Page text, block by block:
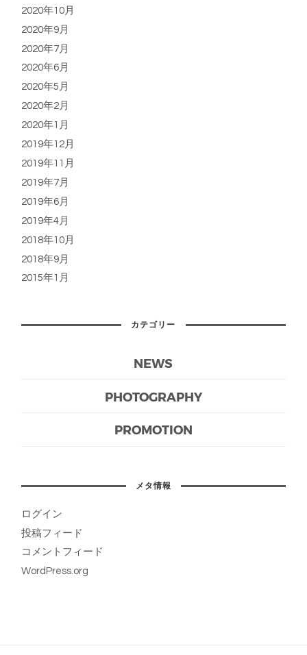
2020年10月
2020年9月
2020年7月
2020年6月
2020年5月
2020年2月
2020年1月
2019年12月
2019年11月
2019年7月
2019年6月
2019年4月
2018年10月
2018年9月
2015年1月
カテゴリー
NEWS
PHOTOGRAPHY
PROMOTION
メタ情報
ログイン
投稿フィード
コメントフィード
WordPress.org